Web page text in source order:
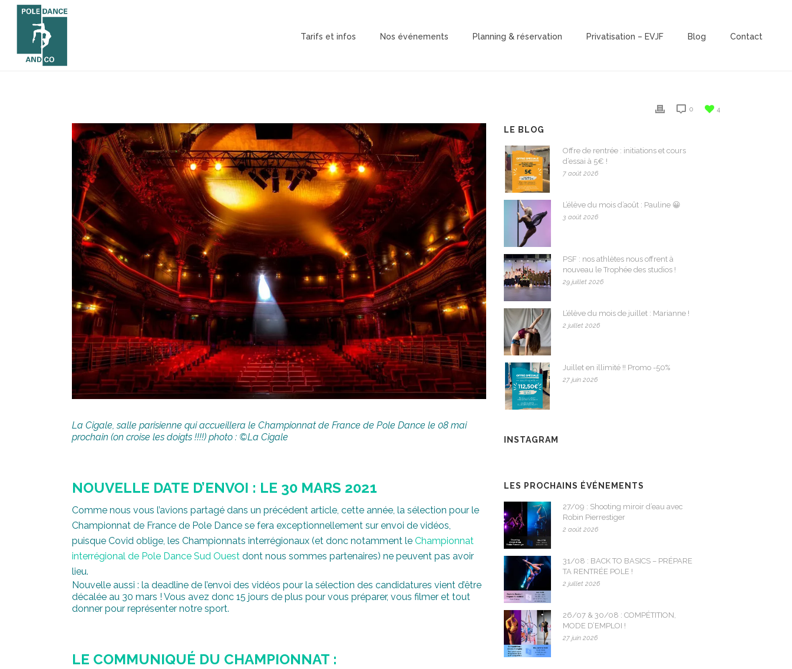
Tarifs et infos Nos événements Planning & réservation Privatisation – EVJF Blog Contact
4
0
La Cigale, salle parisienne qui accueillera le Championnat de France de Pole Dance le 08 mai
prochain (on croise les doigts !!!!) photo : ©La Cigale
NOUVELLE DATE D’ENVOI : LE 30 MARS 2021
Comme nous vous l’avions partagé dans un précédent article, cette année, la sélection pour le
Championnat de France de Pole Dance se fera exceptionnellement sur envoi de vidéos,
puisque Covid oblige, les Championnats interrégionaux (et donc notamment le Championnat
interrégional de Pole Dance Sud Ouest dont nous sommes partenaires) ne peuvent pas avoir
lieu.
Nouvelle aussi : la deadline de l’envoi des vidéos pour la sélection des candidatures vient d’être
décalée au 30 mars ! Vous avez donc 15 jours de plus pour vous préparer, vous filmer et tout
donner pour représenter notre sport.
LE COMMUNIQUÉ DU CHAMPIONNAT :
LE BLOG
Offre de rentrée : initiations et cours
d’essai à 5€ !
7 août 2026
L’élève du mois d’août : Pauline 😀
3 août 2026
PSF : nos athlètes nous offrent à
nouveau le Trophée des studios !
29 juillet 2026
L’élève du mois de juillet : Marianne !
2 juillet 2026
Juillet en illimité !! Promo -50%
27 juin 2026
INSTAGRAM
LES PROCHAINS ÉVÉNEMENTS
27/09 : Shooting miroir d’eau avec
Robin Pierrestiger
2 août 2026
31/08 : BACK TO BASICS – PRÉPARE
TA RENTRÉE POLE !
2 juillet 2026
26/07 & 30/08 : COMPÉTITION,
MODE D’EMPLOI !
27 juin 2026